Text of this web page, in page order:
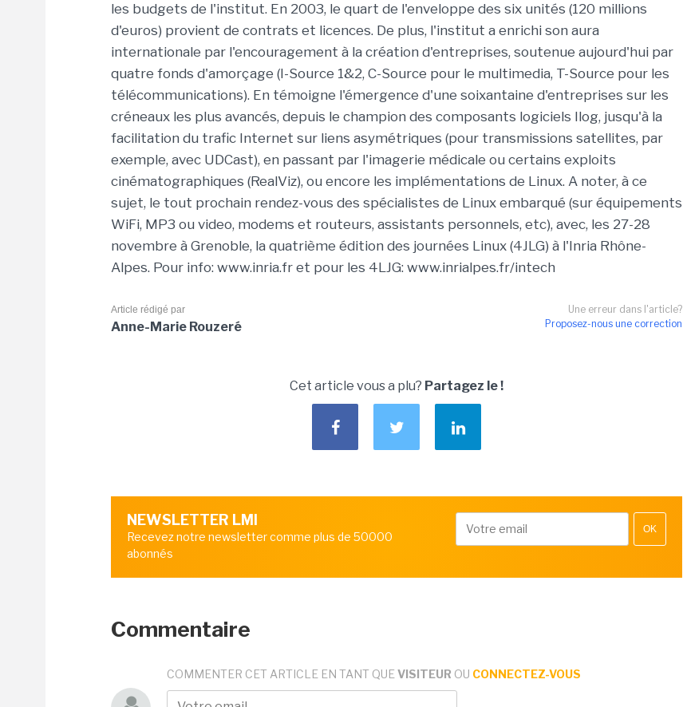
les budgets de l'institut. En 2003, le quart de l'enveloppe des six unités (120 millions
d'euros) provient de contrats et licences. De plus, l'institut a enrichi son aura
internationale par l'encouragement à la création d'entreprises, soutenue aujourd'hui par
quatre fonds d'amorçage (I-Source 1&2, C-Source pour le multimedia, T-Source pour les
télécommunications). En témoigne l'émergence d'une soixantaine d'entreprises sur les
créneaux les plus avancés, depuis le champion des composants logiciels Ilog, jusqu'à la
facilitation du trafic Internet sur liens asymétriques (pour transmissions satellites, par
exemple, avec UDCast), en passant par l'imagerie médicale ou certains exploits
cinématographiques (RealViz), ou encore les implémentations de Linux. A noter, à ce
sujet, le tout prochain rendez-vous des spécialistes de Linux embarqué (sur équipements
WiFi, MP3 ou video, modems et routeurs, assistants personnels, etc), avec, les 27-28
novembre à Grenoble, la quatrième édition des journées Linux (4JLG) à l'Inria Rhône-
Alpes. Pour info: www.inria.fr et pour les 4LJG: www.inrialpes.fr/intech
Une erreur dans l'article?
Proposez-nous une correction
Article rédigé par
Anne-Marie Rouzeré
Cet article vous a plu? Partagez le !
NEWSLETTER LMI
Recevez notre newsletter comme plus de 50000
abonnés
OK
Commentaire
COMMENTER CET ARTICLE EN TANT QUE VISITEUR OU CONNECTEZ-VOUS